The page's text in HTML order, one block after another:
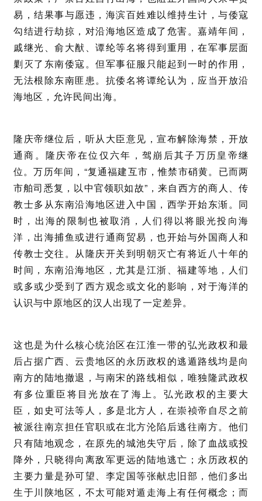
易，结果事与愿违，海滨百姓难以维持生计，与倭寇
勾结进行劫掠，对沿海地区造成了危害。嘉靖年间，
戚继光、俞大猷、谭纶等名将得到重用，在军事层面
剿灭了东南倭寇。但军事征服只能起到一时的作用，
无法根除东南匪患。抗倭名将谭纶认为，应当开放沿
海地区，允许民间出海。
隆庆帝继位后，听从大臣意见，宣布解除海禁，开放
通商。隆庆帝在位仅六年，驾崩后其子万历皇帝继
位。万历年间，“复通福建互市，惟禁市硝黄。已而两
市舶司悉复，以中官领职如故”，来自西方的商人、传
教士多从东南沿海地区进入中国，西学开始东渐。同
时，出海的限制也被取消，人们得以将眼光投向海
洋，出海捕鱼或进行通商贸易，也开始与外国商人和
传教士交往。从隆庆开关到明朝灭亡有将近八十年的
时间，东南沿海地区，尤其是江浙、福建等地，人们
或多或少受到了西方观念或文化的影响，对于海洋的
认识与中原地区的汉人出现了一定差异。
这也是为什么核心统治区在江淮一带的弘光政权和最
后占据广西、云贵地区的永历政权的逃遁路线均是向
南方的陆地撤退，与南宋的路线相似，唯独隆武政权
有多位重臣将目光放在了海上。 弘光政权的主要大
臣，如史可法等人，多是北方人，在崇祯帝自尽之前
被派往南京担任官职或在北方沦陷后逃往南方。他们
只有陆地观念，在原先的城池失守后，除了血战或投
降外，只晓得向离敌军更远的陆地逃亡；永历政权的
主要力量是孙可望、李定国等张献忠旧部，他们多出
生于川陕地区，不太可能对遁走海上有任何概念；而